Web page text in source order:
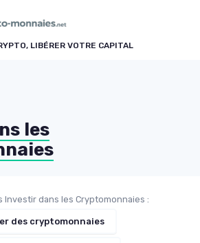
LIBÉRER VOTRE CAPITAL
les
dans les Cryptomonnaies :
des cryptomonnaies
cookies